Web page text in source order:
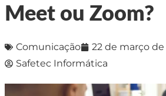
Meet ou Zoom?
Comunicação
22 de março de
Safetec Informática